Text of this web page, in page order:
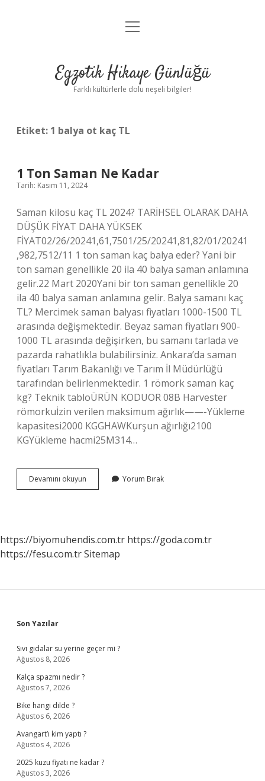
Anasayfa
Yasal Uyarı
menüyü
Egzotik Hikaye Günlüğü
Farklı kültürlerle dolu neşeli bilgiler!
Etiket: 1 balya ot kaç TL
1 Ton Saman Ne Kadar
Tarih: Kasım 11, 2024
Saman kilosu kaç TL 2024? TARİHSEL OLARAK DAHA
DÜŞÜK FİYAT DAHA YÜKSEK
FİYAT02/26/20241,61,7501/25/20241,81,82/01/20241
,982,7512/11 1 ton saman kaç balya eder? Yani bir
ton saman genellikle 20 ila 40 balya saman anlamına
gelir.22 Mart 2020Yani bir ton saman genellikle 20
ila 40 balya saman anlamına gelir. Balya samanı kaç
TL? Mercimek saman balyası fiyatları 1000-1500 TL
arasında değişmektedir. Beyaz saman fiyatları 900-
1000 TL arasında değişirken, bu samanı tarlada ve
pazarda rahatlıkla bulabilirsiniz. Ankara’da saman
fiyatları Tarım Bakanlığı ve Tarım İl Müdürlüğü
tarafından belirlenmektedir. 1 römork saman kaç
kg? Teknik tabloÜRÜN KODUOR 08B Harvester
römorkuİzin verilen maksimum ağırlık——-Yükleme
kapasitesi2000 KGGHAWKurşun ağırlığı2100
KGYükleme hacmi25M314…
Devamını okuyun
Ton
Yorum Bırak
https://biyomuhendis.com.tr https://goda.com.tr
https://fesu.com.trSitemap
Sidebar
Son Yazılar
Sıvı gıdalar su yerine geçer mi ?
Ağustos 8, 2026
Kalça spazmı nedir ?
Ağustos 7, 2026
Bike hangi dilde ?
Ağustos 6, 2026
Avangart’ı kim yaptı ?
Ağustos 4, 2026
2025 kuzu fiyatı ne kadar ?
Ağustos 3, 2026